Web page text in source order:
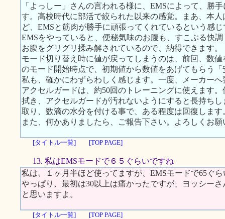
「よっしー」さんの言われる様に、EMSによって、勝
す。高校時代に部活で絞られた以来の感覚。まあ、本
ど、EMSと筋肉が勝手に頑張ってくれているという感じ
EMSをやっていると、便秘気味のお腹も、すこぶる快
お腹をグリグリ揉み解されているので、納得できます。
モード切り替え時に値が戻ってしまうのは、前回、数
のモード開始時点で、初期値から数値をあげてもらう
私も、確かにわずらわしく感じます。一度、メーカー
アクセルガードは、約50回のトレーニングに使えます
拭き、アクセルガードが汚れないようにすると長持ち
取り、数滴の水分を付ける事で、ある程度は回復します
また、何かありましたら、ご報告下さい。よろしくお願
[タイトル一覧] [TOP PAGE]
13. 私はEMSモードで６５ぐらいですね
私は、１ヶ月半ほど使ってますが、EMSモードで65ぐ
やっぱり、最初は30以上は痛かったですが、ヨッシー
と思いますよ。
[タイトル一覧] [TOP PAGE]